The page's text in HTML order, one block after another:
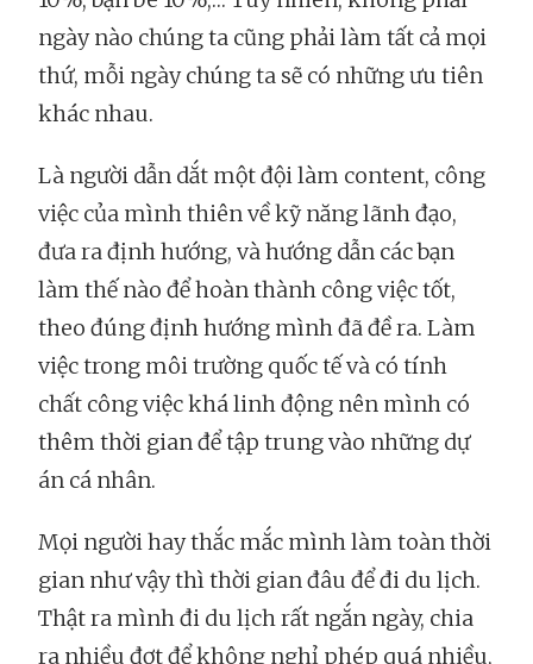
ngày nào chúng ta cũng phải làm tất cả mọi
thứ, mỗi ngày chúng ta sẽ có những ưu tiên
khác nhau.
Là người dẫn dắt một đội làm content, công
việc của mình thiên về kỹ năng lãnh đạo,
đưa ra định hướng, và hướng dẫn các bạn
làm thế nào để hoàn thành công việc tốt,
theo đúng định hướng mình đã đề ra. Làm
việc trong môi trường quốc tế và có tính
chất công việc khá linh động nên mình có
thêm thời gian để tập trung vào những dự
án cá nhân.
Mọi người hay thắc mắc mình làm toàn thời
gian như vậy thì thời gian đâu để đi du lịch.
Thật ra mình đi du lịch rất ngắn ngày, chia
ra nhiều đợt để không nghỉ phép quá nhiều,